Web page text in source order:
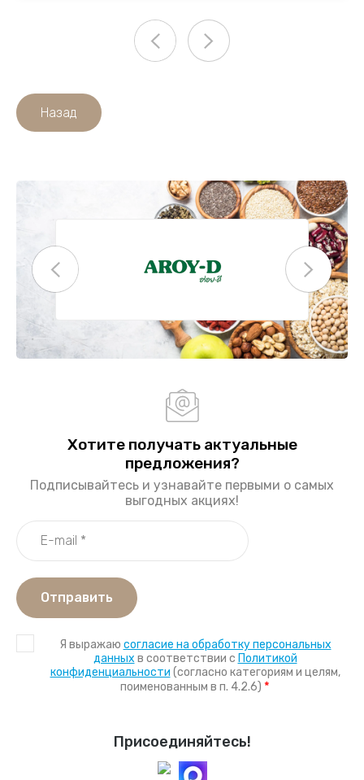
Назад
Присоединяйтесь!
Хотите получать актуальные
предложения?
Подписывайтесь и узнавайте первыми о самых
выгодных акциях!
Я выражаю согласие на обработку персональных
данных в соответствии с Политикой
конфиденциальности (согласно категориям и целям,
поименованным в п. 4.2.6) *
Отправить